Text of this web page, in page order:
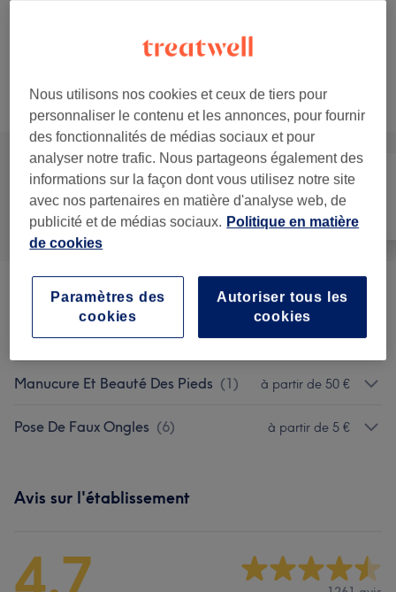
Ce n'est pas ce que vous recherchiez ?
Recherchez dans notre liste de prestations
Manucure et
Beauté des pieds
Manucure (5) à partir de 10 €
Beauté Des Pieds (5) à partir de 10 €
Manucure Et Beauté Des Pieds (1) à partir de 50 €
Pose De Faux Ongles (6) à partir de 5 €
Avis sur l'établissement
4,7
Nous utilisons nos cookies et ceux de tiers pour
personnaliser le contenu et les annonces, pour fournir
des fonctionnalités de médias sociaux et pour
analyser notre trafic. Nous partageons également des
informations sur la façon dont vous utilisez notre site
avec nos partenaires en matière d'analyse web, de
publicité et de médias sociaux. Politique en matière
de cookies
Autoriser tous les
cookies
Paramètres des
cookies